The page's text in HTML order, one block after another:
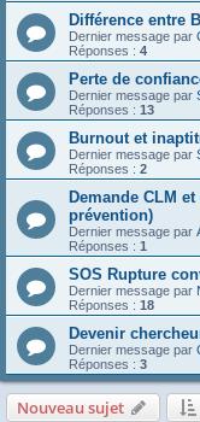
Différence entre
Dernier message par
Réponses : 4
Perte de
Dernier message par
Réponses : 13
Burnout et
Dernier message par
Réponses : 2
Demande CLM
prévention)
Dernier message par
Réponses : 1
SOS Rupture
Dernier message par
Réponses : 18
Devenir
Dernier message par
Réponses : 3
Nouveau sujet